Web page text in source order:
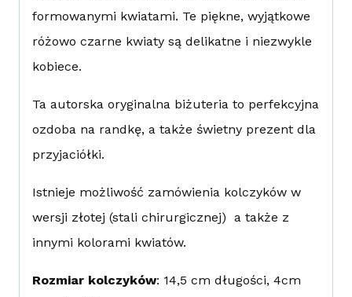
formowanymi kwiatami. Te piękne, wyjątkowe
różowo czarne kwiaty są delikatne i niezwykle
kobiece.
Ta autorska oryginalna biżuteria to perfekcyjna
ozdoba na randkę, a także świetny prezent dla
przyjaciółki.
Istnieje możliwość zamówienia kolczyków w
wersji złotej (stali chirurgicznej) a także z
innymi kolorami kwiatów.
Rozmiar kolczyków: 14,5 cm długości, 4cm